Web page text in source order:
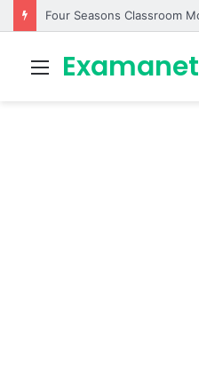
Menu
Examanet